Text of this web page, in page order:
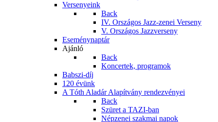
Versenyeink
Back
IV. Országos Jazz-zenei Verseny
V. Országos Jazzverseny
Eseménynaptár
Ajánló
Back
Koncertek, programok
Babszi-díj
120 évünk
A Tóth Aladár Alapítvány rendezvényei
Back
Szüret a TAZI-ban
Népzenei szakmai napok